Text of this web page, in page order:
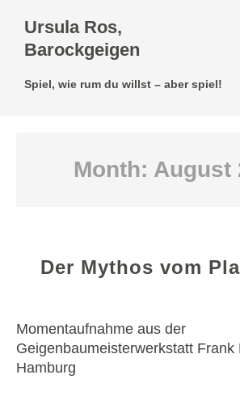
Ursula Ros,
Barockgeigen
Spiel, wie rum du willst – aber spiel!
Month: August
Der Mythos vom
Momentaufnahme aus der
Geigenbaumeisterwerkstatt Frank
Hamburg